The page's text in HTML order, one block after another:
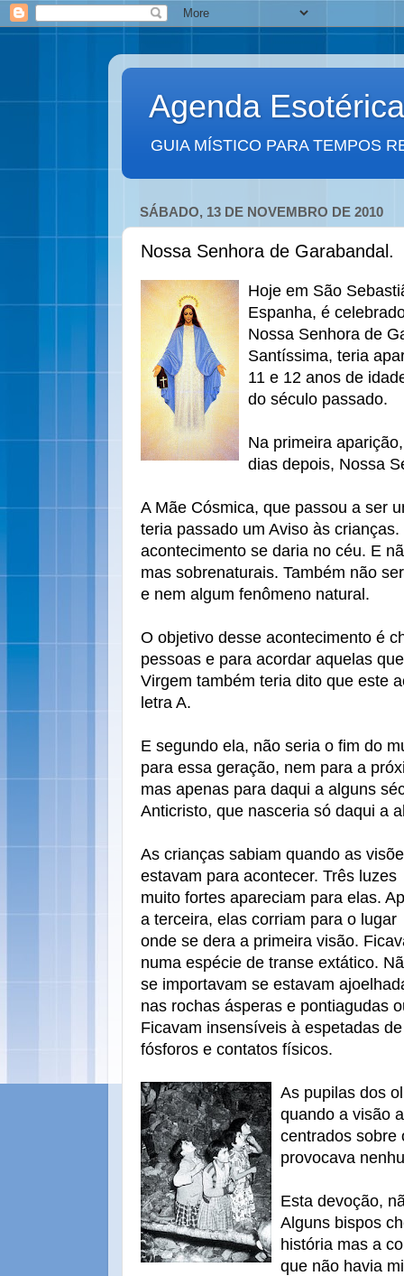
Agenda Esotérica
GUIA MÍSTICO PARA TEMPOS
SÁBADO, 13 DE NOVEMBRO DE 2010
Nossa Senhora de Garabandal.
Hoje em São
Espanha, é
Nossa Senhora de
Santíssima, teria
11 e 12 anos de
do século passado.
Na primeira
dias depois, Nossa
A Mãe Cósmica, que passou a ser
teria passado um Aviso às
acontecimento se daria no céu. E
mas sobrenaturais. Também não
e nem algum fenômeno natural.
O objetivo desse acontecimento é
pessoas e para acordar aquelas
Virgem também teria dito que este
letra A.
E segundo ela, não seria o fim do
para essa geração, nem para a
mas apenas para daqui a alguns
Anticristo, que nasceria só daqui a
As crianças sabiam quando as
estavam para acontecer. Três luzes
muito fortes apareciam para elas.
a terceira, elas corriam para o lugar
onde se dera a primeira visão.
numa espécie de transe extático.
se importavam se estavam
nas rochas ásperas e pontiagudas
Ficavam insensíveis à espetadas
fósforos e contatos físicos.
As pupilas dos
quando a visão
centrados sobre
provocava
Esta devoção,
Alguns bispos
história mas a
que não havia